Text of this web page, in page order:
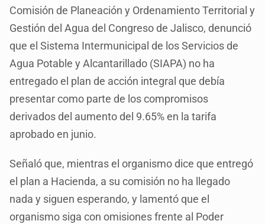
Comisión de Planeación y Ordenamiento Territorial y
Gestión del Agua del Congreso de Jalisco, denunció
que el Sistema Intermunicipal de los Servicios de
Agua Potable y Alcantarillado (SIAPA) no ha
entregado el plan de acción integral que debía
presentar como parte de los compromisos
derivados del aumento del 9.65% en la tarifa
aprobado en junio.
Señaló que, mientras el organismo dice que entregó
el plan a Hacienda, a su comisión no ha llegado
nada y siguen esperando, y lamentó que el
organismo siga con omisiones frente al Poder